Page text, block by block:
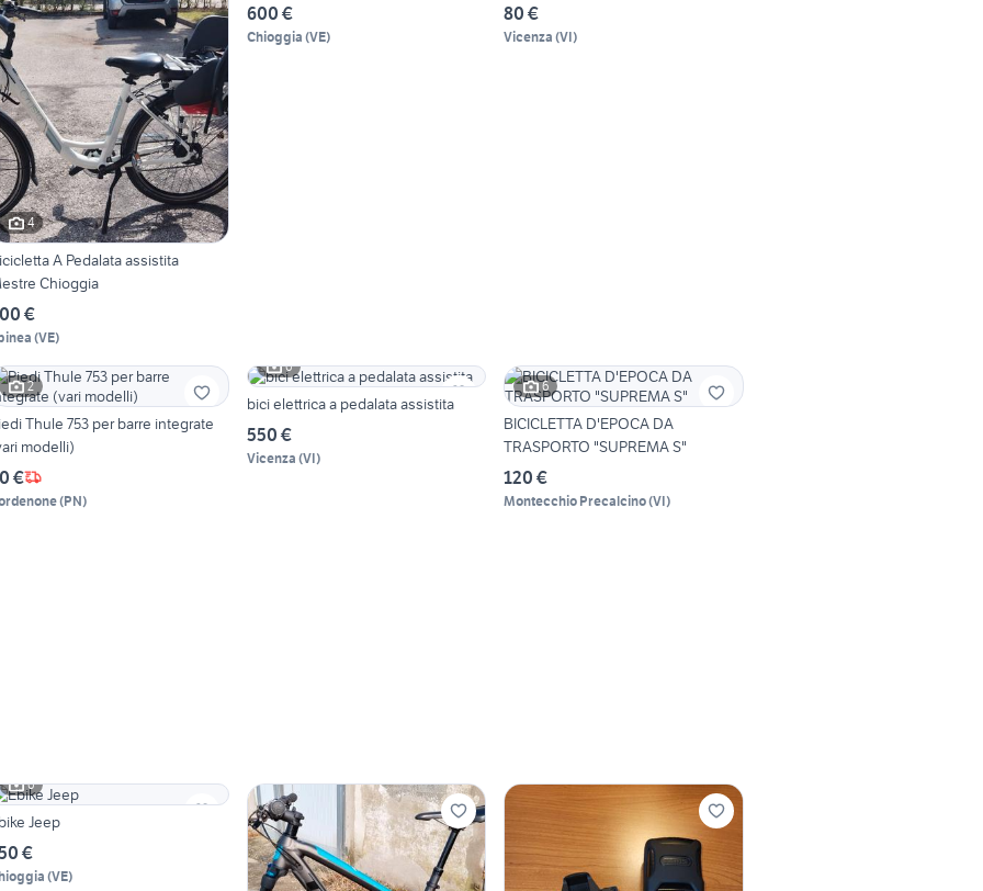
4
A Pedalata assistita
Chioggia
€
(VE)
600 €
Chioggia (VE)
80 €
Vicenza (VI)
2
Thule 753 per barre integrate
modelli)
€
(PN)
6
bici elettrica a pedalata assistita
550 €
Vicenza (VI)
6
BICICLETTA D'EPOCA DA
TRASPORTO "SUPREMA S"
120 €
Montecchio Precalcino(VI)
6
Jeep
€
(VE)